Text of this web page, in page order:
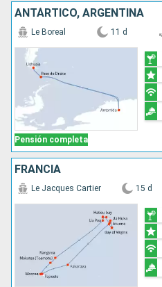
ANTÁRTICO, ARGENTINA
Pensión completa
Le Boreal 11 d
FRANCIA
Le Jacques Cartier 15 d